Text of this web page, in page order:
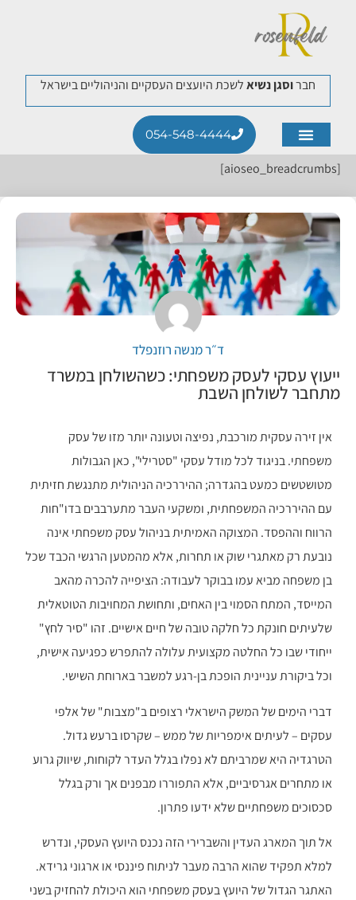
חברוסגן נשיאלשכת היועצים העסקיים והניהוליים בישראל
054-548-4444
[aioseo_breadcrumbs]
ד״ר מנשה רוזנפלד
ייעוץ עסקי לעסק משפחתי: כשהשולחן במשרד
מתחבר לשולחן השבת
אין זירה עסקית מורכבת, נפיצה וטעונה יותר מזו של עסק
משפחתי. בניגוד לכל מודל עסקי "סטרילי", כאן הגבולות
מטושטשים כמעט בהגדרה; ההיררכיה הניהולית מתנגשת חזיתית
עם ההיררכיה המשפחתית, ומשקעי העבר מתערבבים בדו"חות
הרווח וההפסד. המצוקה האמיתית בניהול עסק משפחתי אינה
נובעת רק מאתגרי שוק או תחרות, אלא מהמטען הרגשי הכבד שכל
בן משפחה מביא עמו בבוקר לעבודה: הציפייה להכרה מהאב
המייסד, המתח הסמוי בין האחים, ותחושת המחויבות הטוטאלית
שלעיתים חונקת כל חלקה טובה של חיים אישיים. זהו "סיר לחץ"
ייחודי שבו כל החלטה מקצועית עלולה להתפרש כפגיעה אישית,
וכל ביקורת עניינית הופכת בן-רגע למשבר בארוחת השישי.
דברי הימים של המשק הישראלי רצופים ב"מצבות" של אלפי
עסקים – לעיתים אימפריות של ממש – שקרסו ברעש גדול.
הטרגדיה היא שמרביתם לא נפלו בגלל העדר לקוחות, שיווק גרוע
או מתחרים אגרסיביים, אלא התפוררו מבפנים אך ורק בגלל
סכסוכים משפחתיים שלא ידעו פתרון.
אל תוך המארג העדין והשברירי הזה נכנס היועץ העסקי, ונדרש
למלא תפקיד שהוא הרבה מעבר לניתוח פיננסי או ארגוני גרידא.
האתגר הגדול של היועץ בעסק משפחתי הוא היכולת להחזיק בשני